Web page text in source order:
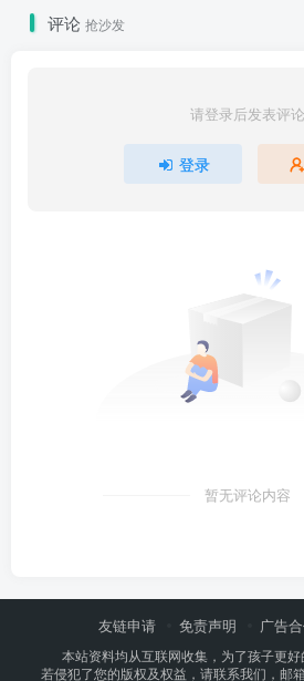
评论 抢沙发
请登录后发表评论
登录
暂无评论内容
友链申请 免责声明 广告
本站资料均从互联网收集，为了孩子更好
若侵犯了您的版权及权益，请联系我们，邮